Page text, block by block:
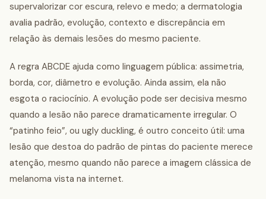
supervalorizar cor escura, relevo e medo; a dermatologia
avalia padrão, evolução, contexto e discrepância em
relação às demais lesões do mesmo paciente.
A regra ABCDE ajuda como linguagem pública: assimetria,
borda, cor, diâmetro e evolução. Ainda assim, ela não
esgota o raciocínio. A evolução pode ser decisiva mesmo
quando a lesão não parece dramaticamente irregular. O
“patinho feio”, ou ugly duckling, é outro conceito útil: uma
lesão que destoa do padrão de pintas do paciente merece
atenção, mesmo quando não parece a imagem clássica de
melanoma vista na internet.